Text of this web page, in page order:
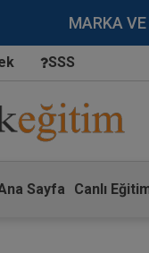
MARKA
SSS
Sayfa Canlı